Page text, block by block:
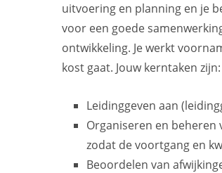
uitvoering en planning en je
voor een goede
ontwikkeling. Je werkt
kost gaat. Jouw kerntaken zijn:
Leidinggeven aan
Organiseren en beheren
zodat de voortgang en
Beoordelen van